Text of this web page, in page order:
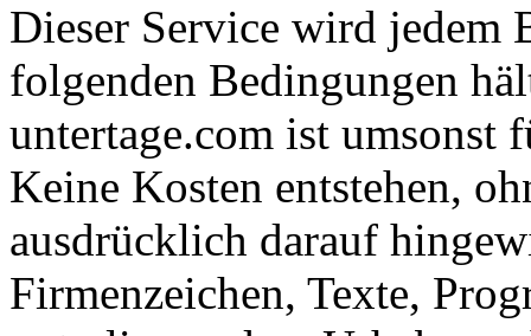
Dieser Service wird jedem
folgenden Bedingungen
untertage.com ist umsonst
Keine Kosten entstehen,
ausdrücklich darauf
Firmenzeichen, Texte,